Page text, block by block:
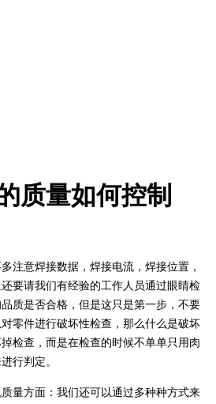
质量如何控制
意焊接数据，焊接电流，焊接位置，
要请我们有经验的工作人员通过眼睛检
质是否合格，但是这只是第一步，不要
零件进行破坏性检查，那么什么是破坏
检查，而是在检查的时候不单单只用肉
行判定。
方面：我们还可以通过多种种方式来